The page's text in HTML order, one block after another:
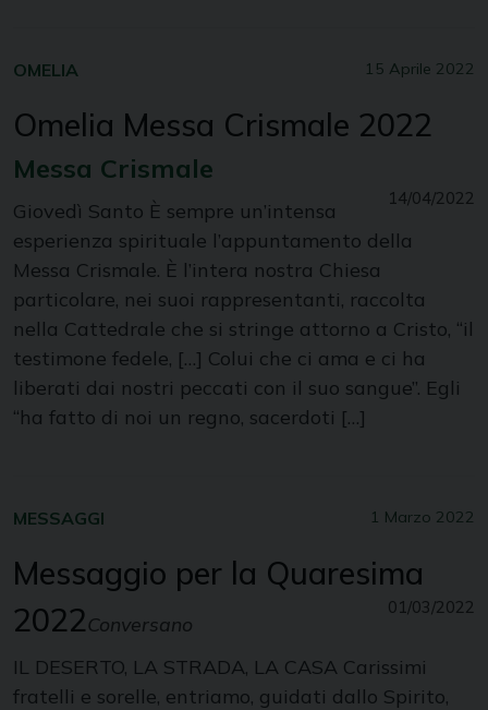
15 Aprile 2022
OMELIA
Omelia Messa Crismale 2022
Messa Crismale
14/04/2022
Giovedì Santo È sempre un’intensa
esperienza spirituale l’appuntamento della
Messa Crismale. È l’intera nostra Chiesa
particolare, nei suoi rappresentanti, raccolta
nella Cattedrale che si stringe attorno a Cristo, “il
testimone fedele, […] Colui che ci ama e ci ha
liberati dai nostri peccati con il suo sangue”. Egli
“ha fatto di noi un regno, sacerdoti […]
1 Marzo 2022
MESSAGGI
Messaggio per la Quaresima
2022Conversano
01/03/2022
IL DESERTO, LA STRADA, LA CASA Carissimi
fratelli e sorelle, entriamo, guidati dallo Spirito,